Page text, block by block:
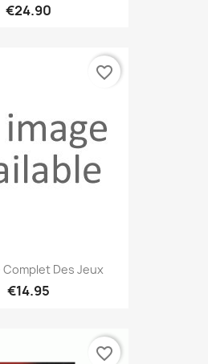
€24.90
Complet Des Jeux
€14.95
favorite_border
favorite_border